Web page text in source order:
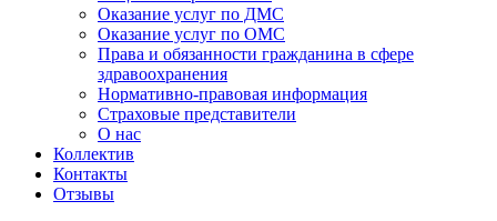
Оказание услуг по ДМС
Оказание услуг по ОМС
Права и обязанности гражданина в сфере
здравоохранения
Нормативно-правовая информация
Страховые представители
О нас
Коллектив
Контакты
Отзывы